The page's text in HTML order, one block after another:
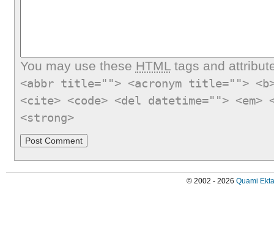
You may use these HTMLtags and
<abbr title=""> <acronym title="">
<cite> <code> <del datetime="">
<strong>
© 2002 - 2026 Quami